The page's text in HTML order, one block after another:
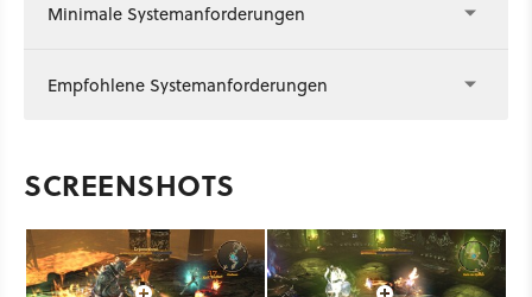
Minimale Systemanforderungen
Empfohlene Systemanforderungen
SCREENSHOTS